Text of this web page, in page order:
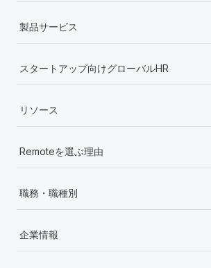
製品サービス
スタートアップ向けグローバルHR
リソース
Remoteを選ぶ理由
職務・職種別
企業情報